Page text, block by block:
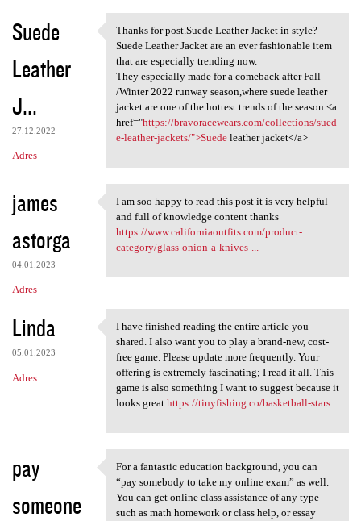
Suede
Leather
J...
27.12.2022
Adres
Thanks for post.Suede Leather
Thanks for post.Suede Leather Jacket in style?
Suede Leather Jacket are an ever fashionable item
that are especially trending now.
They especially made for a comeback after Fall
/Winter 2022 runway season,where suede leather
jacket are one of the hottest trends of the season.<a
href="https://bravoracewears.com/collections/sued
e-leather-jackets/">Suedeleather jacket</a>
james
astorga
04.01.2023
Adres
I am soo happy to read this
I am soo happy to read this post it is very helpful
and full of knowledge content thanks
https://www.californiaoutfits.com/product-
category/glass-onion-a-knives-...
Linda
05.01.2023
Adres
I have finished reading the
I have finished reading the entire article you
shared. I also want you to play a brand-new, cost-
free game. Please update more frequently. Your
offering is extremely fascinating; I read it all. This
game is also something I want to suggest because it
looks great https://tinyfishing.co/basketball-stars
pay
someone
For a fantastic education
For a fantastic education background, you can
“pay somebody to take my online exam” as well.
You can get online class assistance of any type
such as math homework or class help, or essay